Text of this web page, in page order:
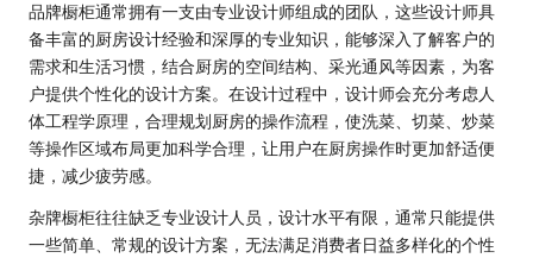
品牌橱柜通常拥有一支由专业设计师组成的团队，这些设计师具
备丰富的厨房设计经验和深厚的专业知识，能够深入了解客户的
需求和生活习惯，结合厨房的空间结构、采光通风等因素，为客
户提供个性化的设计方案。在设计过程中，设计师会充分考虑人
体工程学原理，合理规划厨房的操作流程，使洗菜、切菜、炒菜
等操作区域布局更加科学合理，让用户在厨房操作时更加舒适便
捷，减少疲劳感。
杂牌橱柜往往缺乏专业设计人员，设计水平有限，通常只能提供
一些简单、常规的设计方案，无法满足消费者日益多样化的个性